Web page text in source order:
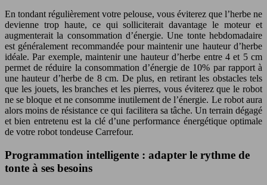
En tondant régulièrement votre pelouse, vous éviterez que l’herbe ne
devienne trop haute, ce qui solliciterait davantage le moteur et
augmenterait la consommation d’énergie. Une tonte hebdomadaire
est généralement recommandée pour maintenir une hauteur d’herbe
idéale. Par exemple, maintenir une hauteur d’herbe entre 4 et 5 cm
permet de réduire la consommation d’énergie de 10% par rapport à
une hauteur d’herbe de 8 cm. De plus, en retirant les obstacles tels
que les jouets, les branches et les pierres, vous éviterez que le robot
ne se bloque et ne consomme inutilement de l’énergie. Le robot aura
alors moins de résistance ce qui facilitera sa tâche. Un terrain dégagé
et bien entretenu est la clé d’une performance énergétique optimale
de votre robot tondeuse Carrefour.
Programmation intelligente : adapter le rythme de
tonte à ses besoins